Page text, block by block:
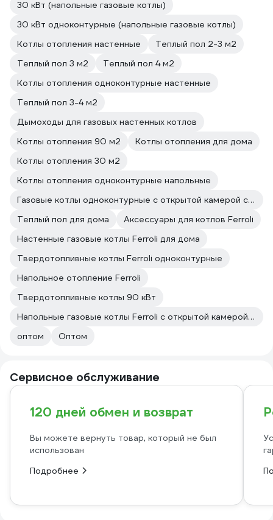
30 кВт (напольные газовые котлы)
30 кВт одноконтурные (напольные газовые котлы)
Котлы отопления настенные
Теплый пол 2-3 м2
Теплый пол 3 м2
Теплый пол 4 м2
Котлы отопления одноконтурные настенные
Теплый пол 3-4 м2
Дымоходы для газовых настенных котлов
Котлы отопления 90 м2
Котлы отопления для дома
Котлы отопления 30 м2
Котлы отопления одноконтурные напольные
Газовые котлы одноконтурные с открытой камерой сгорания
Теплый пол для дома
Аксессуары для котлов Ferroli
Настенные газовые котлы Ferroli для дома
Твердотопливные котлы Ferroli одноконтурные
Напольное отопление Ferroli
Твердотопливные котлы 90 кВт
Напольные газовые котлы Ferroli с открытой камерой сгорания
оптом
Оптом
Сервисное обслуживание
120 дней обмен и возврат
Вы можете вернуть товар, который не был
использован
Подробнее